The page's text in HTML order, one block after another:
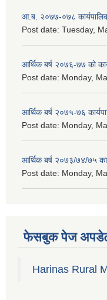
आ.ब. २०७७-०७८
Post date: Tuesday,
आर्थिक बर्ष २०७६-७७ को
Post date: Monday,
आर्थिक बर्ष २०७५-७६
Post date: Monday,
आर्थिक बर्ष २०७३/७४/७५
Post date: Monday,
फेसबुक पेज
Harinas Rural